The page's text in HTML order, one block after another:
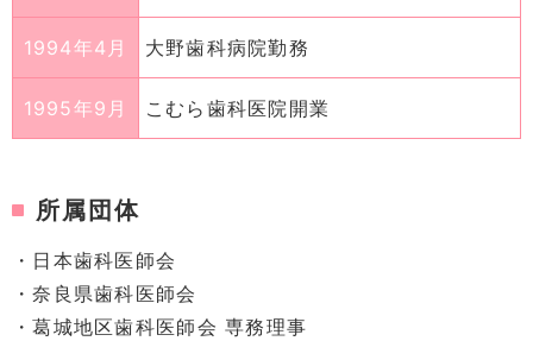
1994年4月 大野歯科病院勤務
1995年9月 こむら歯科医院開業
所属団体
・日本歯科医師会
・奈良県歯科医師会
・葛城地区歯科医師会 専務理事